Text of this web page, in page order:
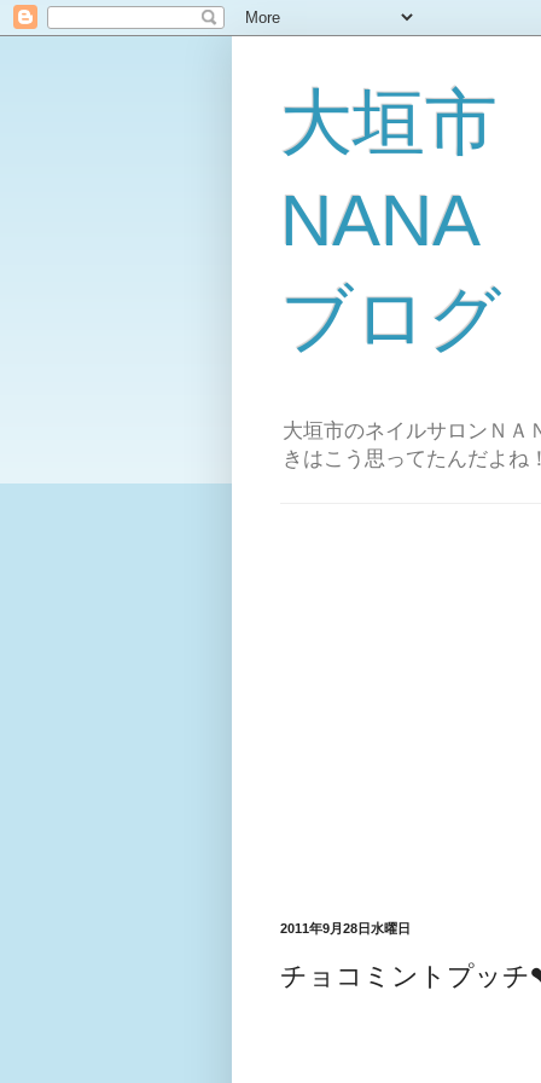
大垣市
NANA
ブログ
大垣市のネイルサロンＮＡ
きはこう思ってたんだよ
2011年9月28日水曜日
チョコミントプッ